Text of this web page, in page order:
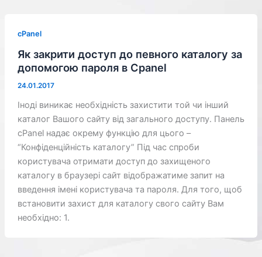
cPanel
Як закрити доступ до певного каталогу за
допомогою пароля в Cpanel
24.01.2017
Іноді виникає необхідність захистити той чи інший
каталог Вашого сайту від загального доступу. Панель
cPanel надає окрему функцію для цього –
“Конфіденційність каталогу” Під час спроби
користувача отримати доступ до захищеного
каталогу в браузері сайт відображатиме запит на
введення імені користувача та пароля. Для того, щоб
встановити захист для каталогу свого сайту Вам
необхідно: 1.